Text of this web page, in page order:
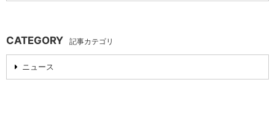
CATEGORY 記事カテゴリ
ニュース